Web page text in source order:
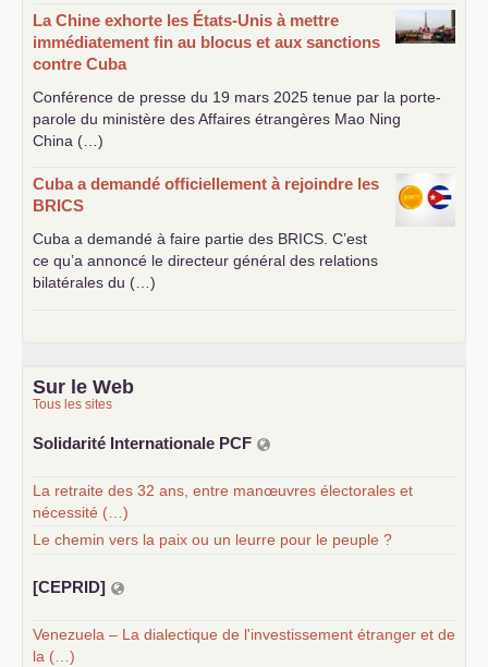
La Chine exhorte les États-Unis à mettre
immédiatement fin au blocus et aux sanctions
contre Cuba
Conférence de presse du 19 mars 2025 tenue par la porte-
parole du ministère des Affaires étrangères Mao Ning
China (…)
Cuba a demandé officiellement à rejoindre les
BRICS
Cuba a demandé à faire partie des BRICS . C’est
ce qu’a annoncé le directeur général des relations
bilatérales du (…)
Sur le Web
Tous les sites
Solidarité Internationale PCF
La retraite des 32 ans, entre manœuvres électorales et
nécessité (…)
Le chemin vers la paix ou un leurre pour le peuple ?
[CEPRID]
Venezuela – La dialectique de l'investissement étranger et de
la (…)